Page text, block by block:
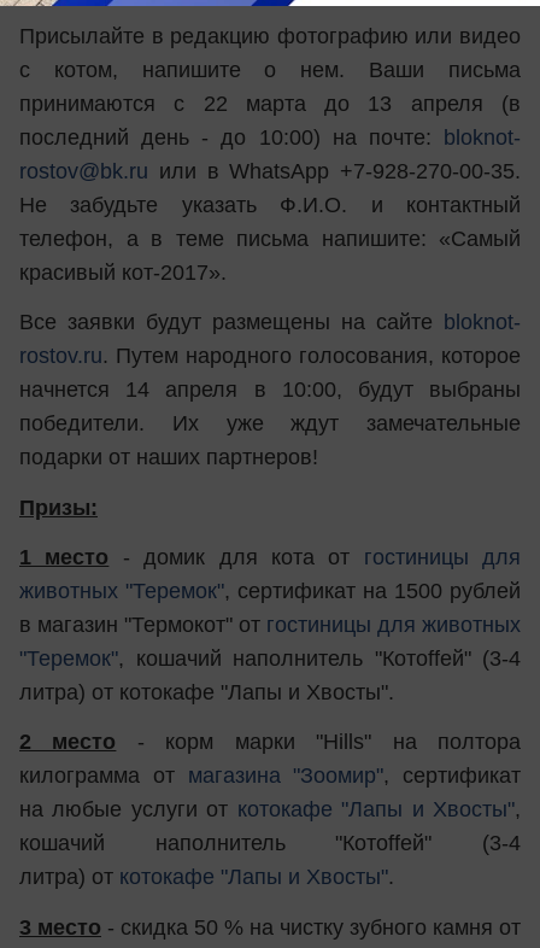
Присылайте в редакцию фотографию или видео
с котом, напишите о нем. Ваши письма
принимаются с 22 марта до 13 апреля (в
последний день - до 10:00) на почте:
bloknot-
rostov@bk.ru или в WhatsApp +7-928-270-00-35.
Не забудьте указать Ф.И.О. и контактный
телефон, а в теме письма напишите: «Самый
красивый кот-2017».
Все заявки будут размещены на сайте
bloknot-
rostov.ru. Путем народного голосования, которое
начнется 14 апреля в 10:00, будут выбраны
победители. Их уже ждут замечательные
подарки от наших партнеров!
Призы:
1 место - домик для кота от гостиницы для
животных "Теремок", сертификат на 1500 рублей
в магазин "Термокот" от гостиницы для животных
"Теремок", кошачий наполнитель "Котоffей" (3-4
литра) от котокафе "Лапы и Хвосты".
2 место - корм марки "Hills" на полтора
килограмма от магазина "Зоомир", сертификат
на любые услуги от котокафе "Лапы и Хвосты",
кошачий наполнитель "Котоffей" (3-4
литра) от котокафе "Лапы и Хвосты".
3 место - скидка 50 % на чистку зубного камня от